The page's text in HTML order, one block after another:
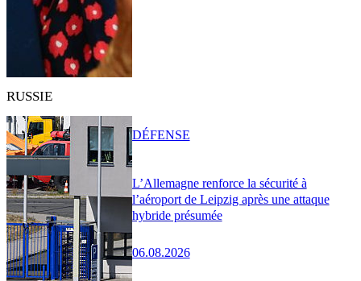
RUSSIE
L’Allemagne renforce la sécurité à
l’aéroport de Leipzig après une attaque
hybride présumée
06.08.2026
DÉFENSE